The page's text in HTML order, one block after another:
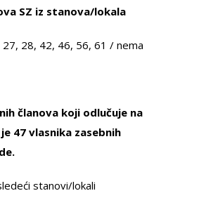
SZ iz stanova/lokala
28, 42, 46, 56, 61 / nema
članova koji odlučuje na
47 vlasnika zasebnih
stanovi/lokali